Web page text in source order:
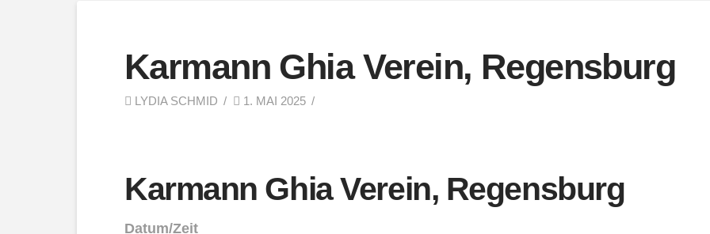
Karmann Ghia Verein, Regensburg
LYDIA SCHMID 1. MAI 2025
Karmann Ghia Verein, Regensburg
Datum/Zeit